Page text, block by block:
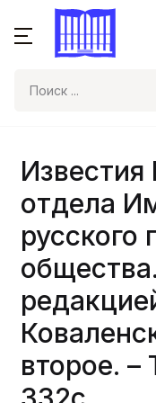
Известия
отдела
русского
второе. –